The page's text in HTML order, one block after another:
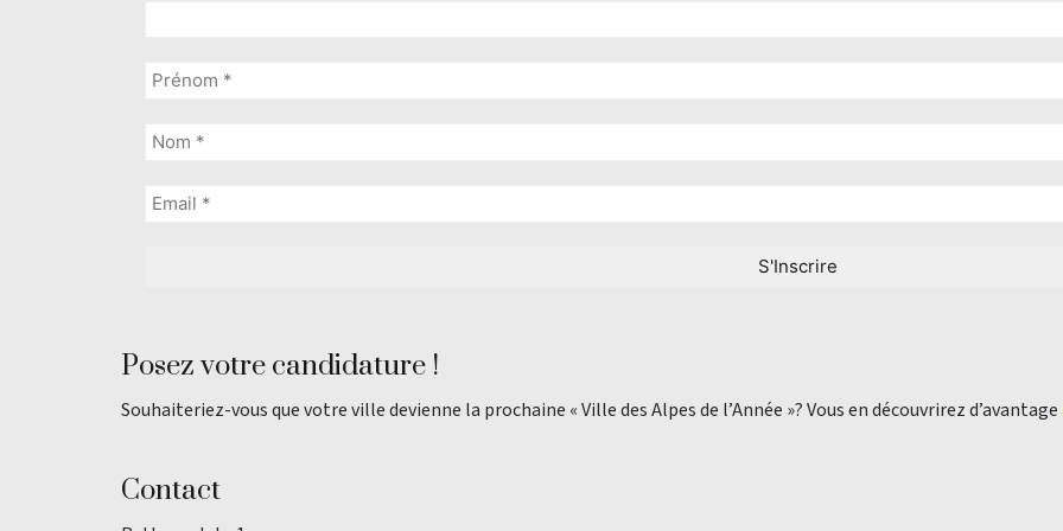
Posez votre candidature !
Souhaiteriez-vous que votre ville devienne la prochaine « Ville des Alpes de l’Année »? Vous en découvrirez d’avantage
Contact